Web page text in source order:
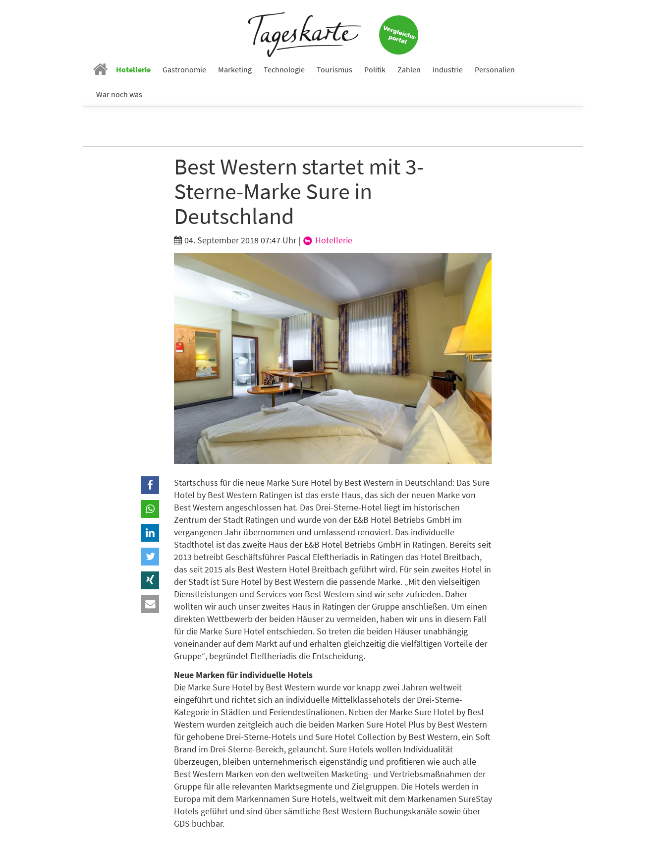
Hotellerie Gastronomie Marketing Technologie Tourismus Politik Zahlen Industrie Personalien
War noch was
Best Western startet mit 3-
Sterne-Marke Sure in
Deutschland
04. September 2018 07:47 Uhr| Hotellerie
Startschuss für die neue Marke Sure Hotel by Best Western in Deutschland: Das Sure
Hotel by Best Western Ratingen ist das erste Haus, das sich der neuen Marke von
Best Western angeschlossen hat. Das Drei-Sterne-Hotel liegt im historischen
Zentrum der Stadt Ratingen und wurde von der E&B Hotel Betriebs GmbH im
vergangenen Jahr übernommen und umfassend renoviert. Das individuelle
Stadthotel ist das zweite Haus der E&B Hotel Betriebs GmbH in Ratingen. Bereits seit
2013 betreibt Geschäftsführer Pascal Eleftheriadis in Ratingen das Hotel Breitbach,
das seit 2015 als Best Western Hotel Breitbach geführt wird. Für sein zweites Hotel in
der Stadt ist Sure Hotel by Best Western die passende Marke. „Mit den vielseitigen
Dienstleistungen und Services von Best Western sind wir sehr zufrieden. Daher
wollten wir auch unser zweites Haus in Ratingen der Gruppe anschließen. Um einen
direkten Wettbewerb der beiden Häuser zu vermeiden, haben wir uns in diesem Fall
für die Marke Sure Hotel entschieden. So treten die beiden Häuser unabhängig
voneinander auf dem Markt auf und erhalten gleichzeitig die vielfältigen Vorteile der
Gruppe“, begründet Eleftheriadis die Entscheidung.
Neue Marken für individuelle Hotels
Die Marke Sure Hotel by Best Western wurde vor knapp zwei Jahren weltweit
eingeführt und richtet sich an individuelle Mittelklassehotels der Drei-Sterne-
Kategorie in Städten und Feriendestinationen. Neben der Marke Sure Hotel by Best
Western wurden zeitgleich auch die beiden Marken Sure Hotel Plus by Best Western
für gehobene Drei-Sterne-Hotels und Sure Hotel Collection by Best Western, ein Soft
Brand im Drei-Sterne-Bereich, gelauncht. Sure Hotels wollen Individualität
überzeugen, bleiben unternehmerisch eigenständig und profitieren wie auch alle
Best Western Marken von den weltweiten Marketing- und Vertriebsmaßnahmen der
Gruppe für alle relevanten Marktsegmente und Zielgruppen. Die Hotels werden in
Europa mit dem Markennamen Sure Hotels, weltweit mit dem Markenamen SureStay
Hotels geführt und sind über sämtliche Best Western Buchungskanäle sowie über
GDS buchbar.